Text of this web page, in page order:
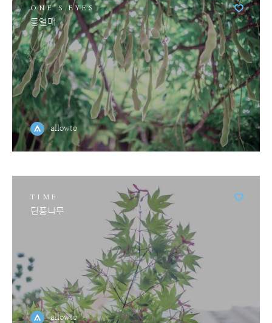
ONE'S EYES
등열매
allowto
TIME
단풍나무
allowto